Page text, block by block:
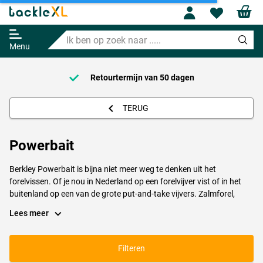
Menu
Ik
ben
op
naar
Profile
Vandaag besteld, maandag in huis!*
TERUG
Powerbait
Berkley Powerbait is bijna niet meer weg te denken uit het
forelvissen. Of je nou in Nederland op een forelvijver vist of in het
buitenland op een van de grote put-and-take vijvers. Zalmforel,
niet weerstaan. Dit foreldeeg, of troutbait, is verkrijgbaar in vele
Lees meer
Filteren